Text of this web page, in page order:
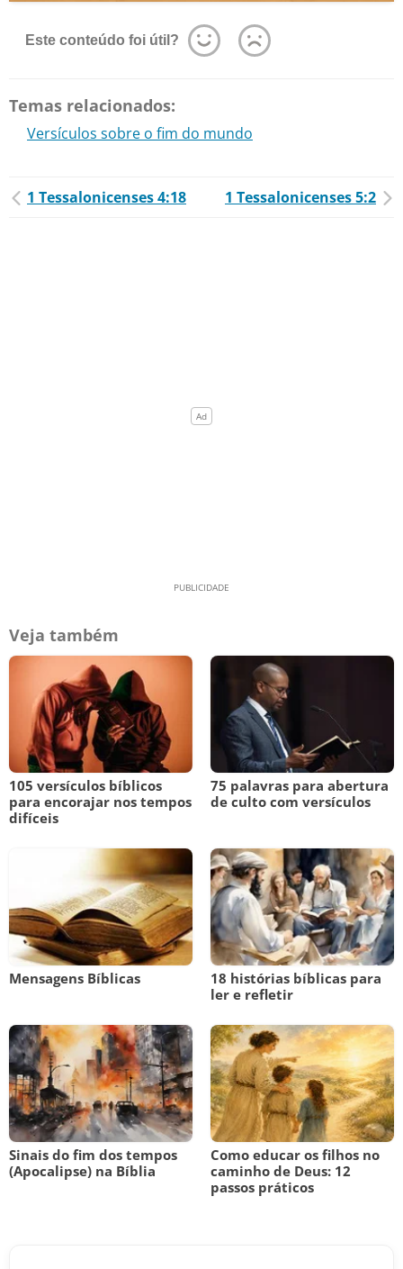
Este conteúdo foi útil?
Temas relacionados:
Versículos sobre o fim do mundo
1 Tessalonicenses 4:18 1 Tessalonicenses 5:2
Veja também
105 versículos bíblicos
para encorajar nos tempos
difíceis
75 palavras para abertura
de culto com versículos
Mensagens Bíblicas
18 histórias bíblicas para
ler e refletir
Sinais do fim dos tempos
(Apocalipse) na Bíblia
Como educar os filhos no
caminho de Deus: 12
passos práticos